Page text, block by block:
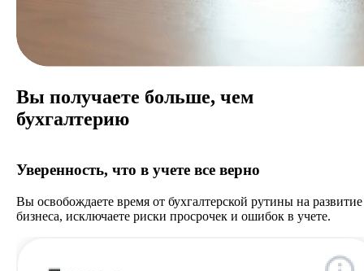
Вы получаете больше, чем
бухгалтерию
Уверенность, что в учете все верно
Вы освобождаете время от бухгалтерской рутины на развитие
бизнеса, исключаете риски просрочек и ошибок в учете.